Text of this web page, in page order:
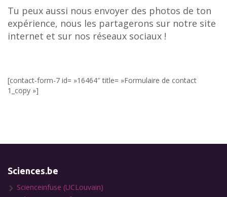
Tu peux aussi nous envoyer des photos de ton
expérience, nous les partagerons sur notre site
internet et sur nos réseaux sociaux !
[contact-form-7 id= »16464″ title= »Formulaire de contact
1_copy »]
Sciences.be
Scienceinfuse (UCLouvain)